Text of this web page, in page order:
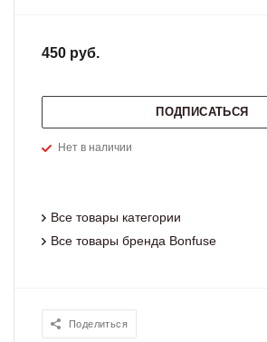
450 руб.
ПОДПИСАТЬСЯ
Нет в наличии
Все товары категории
Все товары бренда Bonfuse
Поделиться